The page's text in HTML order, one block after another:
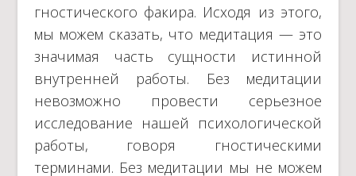
гностического факира. Исходя из этого,
мы можем сказать, что медитация — это
значимая часть сущности истинной
внутренней работы. Без медитации
невозможно провести серьезное
исследование нашей психологической
работы, говоря гностическими
терминами. Без медитации мы не можем